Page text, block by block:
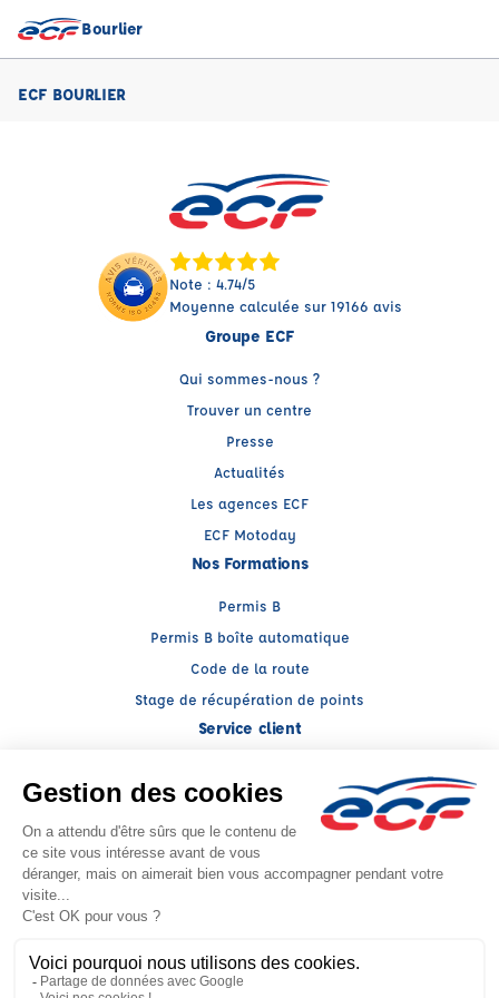
Bourlier
ECF BOURLIER
Note : 4.74/5
Moyenne calculée sur 19166 avis
Groupe ECF
Qui sommes-nous ?
Trouver un centre
Presse
Actualités
Les agences ECF
ECF Motoday
Nos Formations
Permis B
Permis B boîte automatique
Code de la route
Stage de récupération de points
Service client
My ECF
Conseils